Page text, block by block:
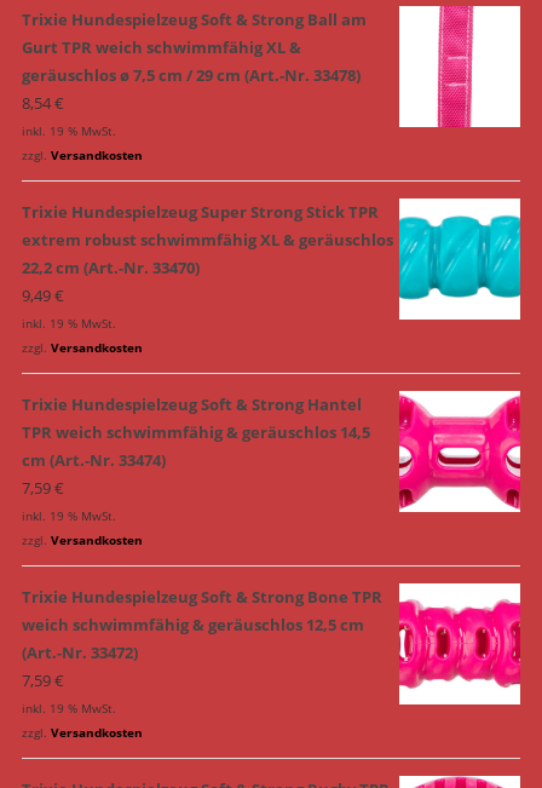
Trixie Hundespielzeug Soft & Strong Ball am
Gurt TPR weich schwimmfähig XL &
geräuschlos ø 7,5 cm / 29 cm (Art.-Nr. 33478)
8,54€
inkl. 19 % MwSt.
zzgl. Versandkosten
Trixie Hundespielzeug Super Strong Stick TPR
extrem robust schwimmfähig XL & geräuschlos
22,2 cm (Art.-Nr. 33470)
9,49€
inkl. 19 % MwSt.
zzgl. Versandkosten
Trixie Hundespielzeug Soft & Strong Hantel
TPR weich schwimmfähig & geräuschlos 14,5
cm (Art.-Nr. 33474)
7,59€
inkl. 19 % MwSt.
zzgl. Versandkosten
Trixie Hundespielzeug Soft & Strong Bone TPR
weich schwimmfähig & geräuschlos 12,5 cm
(Art.-Nr. 33472)
7,59€
inkl. 19 % MwSt.
zzgl. Versandkosten